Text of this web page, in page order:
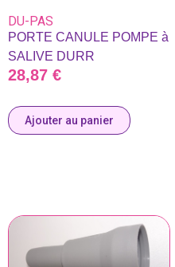
DU-PAS
PORTE CANULE POMPE à
SALIVE DURR
28,87 €
Ajouter au panier